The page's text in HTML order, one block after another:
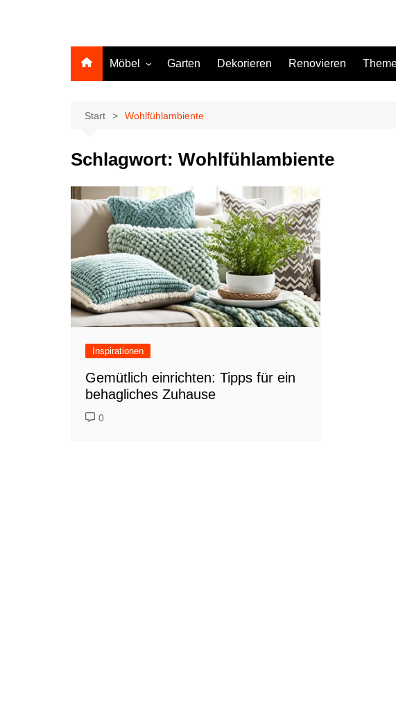
Möbel Garten Dekorieren Renovieren
Start Wohlfühlambiente
Schlagwort: Wohlfühlambiente
Inspirationen
Gemütlich einrichten: Tipps für ein
behagliches Zuhause
0